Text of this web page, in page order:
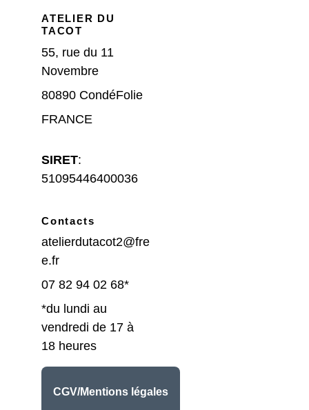
ATELIER DU
TACOT
55, rue du 11
Novembre
80890 CondéFolie
FRANCE
SIRET:
51095446400036
Contacts
atelierdutacot2@fre
e.fr
07 82 94 02 68*
*du lundi au
vendredi de 17 à
18 heures
CGV/Mentions légales